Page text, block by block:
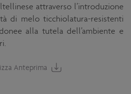
attraverso l’introduzione
di melo ticchiolatura-resistenti
alla tutela dell’ambiente e
Anteprima